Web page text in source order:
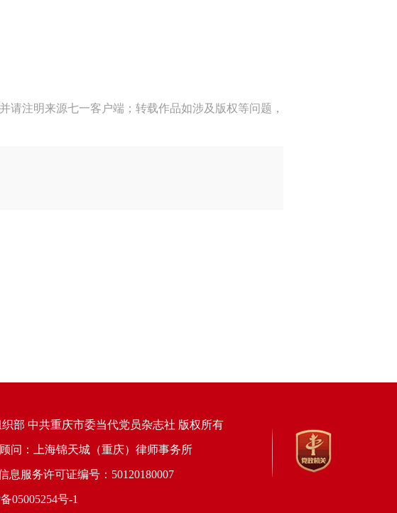
注明来源七一客户端；转载作品如涉及版权等问题，
部 中共重庆市委当代党员杂志社 版权所有
问：上海锦天城（重庆）律师事务所
息服务许可证编号：50120180007
05005254号-1